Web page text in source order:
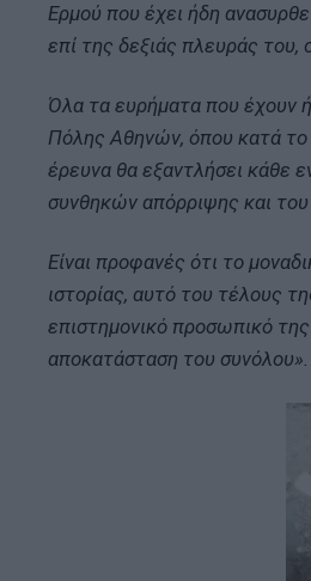
Ερμού που έχει ήδη
επί της δεξιάς πλευράς
Όλα τα ευρήματα που έχουν
Πόλης Αθηνών, όπου κατά το
έρευνα θα εξαντλήσει κάθε
συνθηκών απόρριψης και
Είναι προφανές ότι το
ιστορίας, αυτό του τέλους
επιστημονικό προσωπικό
αποκατάσταση του συνόλου».